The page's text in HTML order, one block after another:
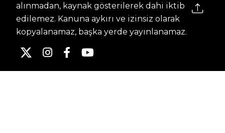
alınmadan, kaynak gösterilerek dahi iktibas
edilemez. Kanuna aykırı ve izinsiz olarak
kopyalanamaz, başka yerde yayınlanamaz.